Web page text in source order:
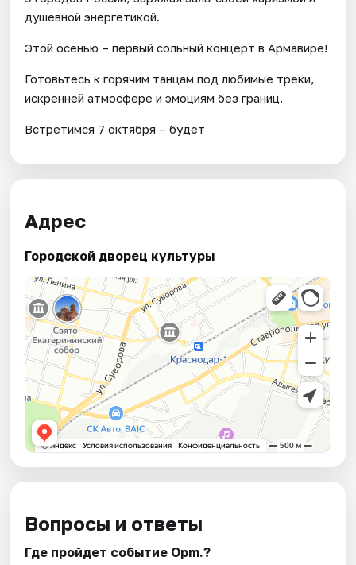
душевной энергетикой.
Этой осенью – первый сольный концерт в Армавире!
Готовьтесь к горячим танцам под любимые треки,
искренней атмосфере и эмоциям без границ.
Встретимся 7 октября – будет
Адрес
Городской дворец культуры
Вопросы и ответы
Где пройдет событие Opm.?